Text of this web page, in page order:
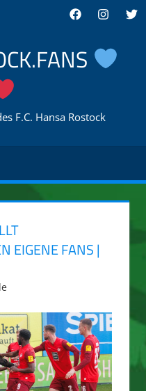
Facebook
F.C. Hansa Rostock
EIGENE FANS |